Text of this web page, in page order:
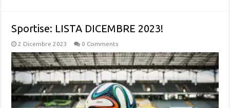
Sportise: LISTA DICEMBRE 2023!
2 Dicembre 2023 0 Comments